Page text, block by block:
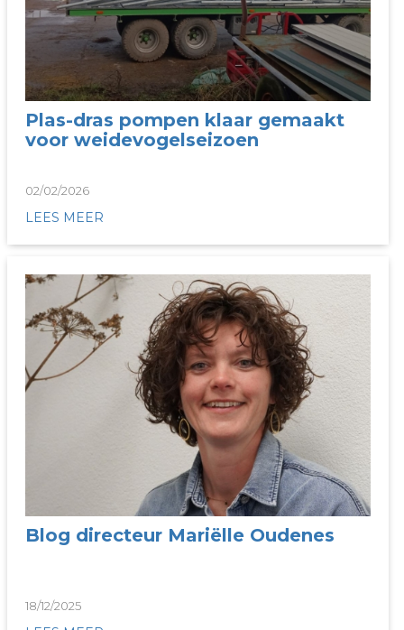
Plas-dras pompen klaar gemaakt
voor weidevogelseizoen
02/02/2026
LEES MEER
Blog directeur Mariëlle Oudenes
18/12/2025